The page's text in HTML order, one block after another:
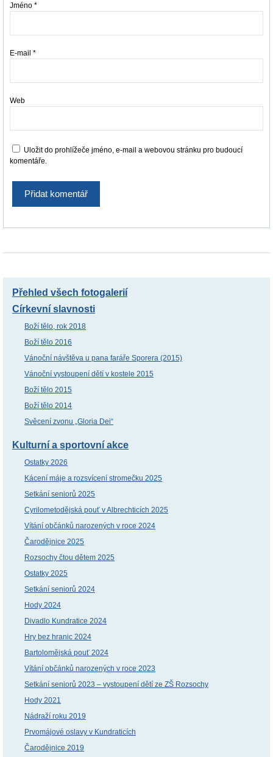
Jméno *
E-mail *
Web
Uložit do prohlížeče jméno, e-mail a webovou stránku pro budoucí
komentáře.
Přehled všech fotogalerií
Církevní slavnosti
Boží tělo, rok 2018
Boží tělo 2016
Vánoční návštěva u pana faráře Sporera (2015)
Vánoční vystoupení dětí v kostele 2015
Boží tělo 2015
Boží tělo 2014
Svěcení zvonu „Gloria Dei“
Kulturní a sportovní akce
Ostatky 2026
Kácení máje a rozsvícení stromečku 2025
Setkání seniorů 2025
Cyrilometodějská pouť v Albrechticích 2025
Vítání občánků narozených v roce 2024
Čarodějnice 2025
Rozsochy čtou dětem 2025
Ostatky 2025
Setkání seniorů 2024
Hody 2024
Divadlo Kundratice 2024
Hry bez hranic 2024
Bartolomějská pouť 2024
Vítání občánků narozených v roce 2023
Setkání seniorů 2023 – vystoupení dětí ze ZŠ Rozsochy
Hody 2021
Nádraží roku 2019
Prvomájové oslavy v Kundraticích
Čarodějnice 2019